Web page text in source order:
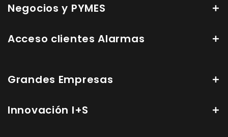
Negocios y PYMES
Acceso clientes Alarmas
Grandes Empresas
Innovación I+S